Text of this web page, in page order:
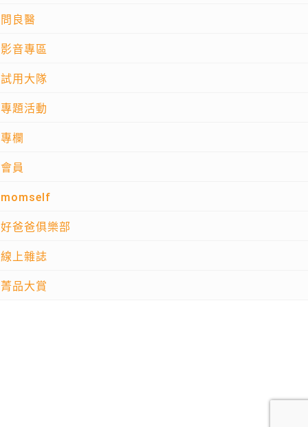
問良醫
影音專區
試用大隊
專題活動
專欄
會員
momself
好爸爸俱樂部
線上雜誌
菁品大賞